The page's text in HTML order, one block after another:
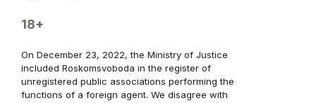
18+
On December 23, 2022, the Ministry of Justice
included Roskomsvoboda in the register of
unregistered public associations performing the
functions of a foreign agent. We disagree with